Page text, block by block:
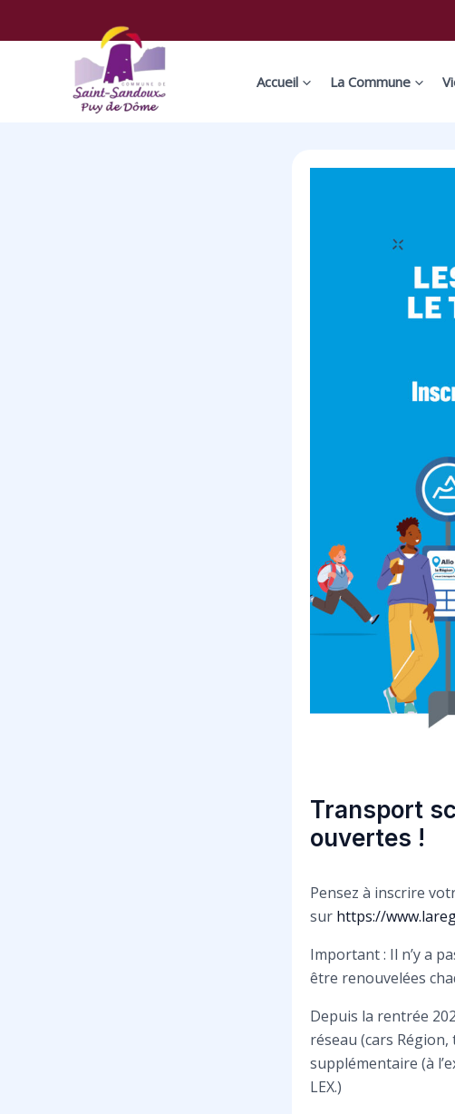
Accueil La Commune
Transport
ouvertes !
Pensez à inscrire
sur https://
Important : Il n’y a
être renouvelées
Depuis la rentrée
réseau (cars
supplémentaire (à
LEX.)
articles